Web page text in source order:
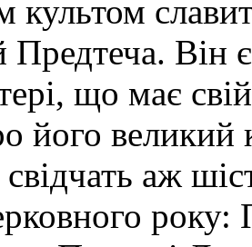
культом
Предтеча. Він
що має
його великий
аж
року: